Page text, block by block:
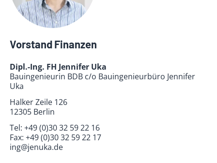
Vorstand Finanzen
Dipl.-Ing. FH Jennifer Uka
Bauingenieurin BDB c/o Bauingenieurbüro Jennifer
Uka
Halker Zeile 126
12305 Berlin
Tel: +49 (0)30 32 59 22 16
Fax: +49 (0)30 32 59 22 17
ing@jenuka.de